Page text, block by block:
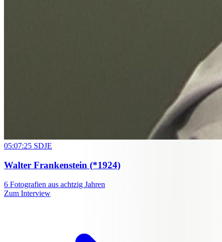
05:07:25 SDJE
Walter Frankenstein (*1924)
6 Fotografien aus achtzig Jahren
Zum Interview